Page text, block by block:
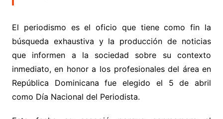
El periodismo es el oficio que tiene como fin la
búsqueda exhaustiva y la producción de noticias
que informen a la sociedad sobre su contexto
inmediato, en honor a los profesionales del área en
República Dominicana fue elegido el 5 de abril
como Día Nacional del Periodista.